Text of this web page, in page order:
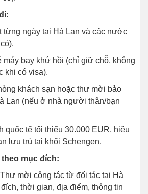
từng ngày tại Hà Lan và các nước
máy bay khứ hồi (chỉ giữ chỗ, không
khi có visa).
khách sạn hoặc thư mời bảo
Lan (nếu ở nhà người thân/bạn
quốc tế tối thiểu 30.000 EUR, hiệu
lưu trú tại khối Schengen.
mục đích:
Thư mời công tác từ đối tác tại Hà
thời gian, địa điểm, thông tin